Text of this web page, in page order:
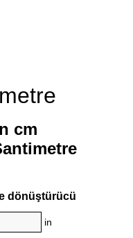
cm
dönüştürücü
in